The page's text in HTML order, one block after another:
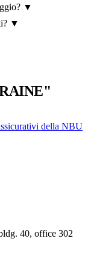
▼
▼
della NBU
40, office 302